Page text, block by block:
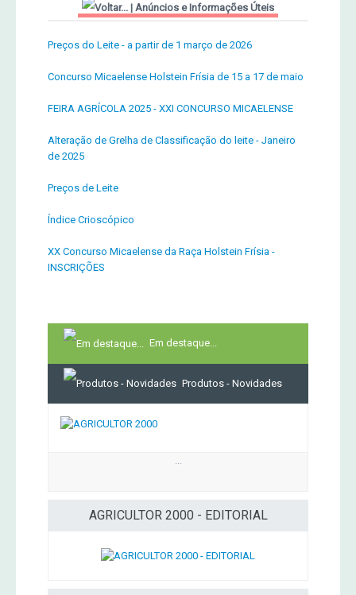
| Anúncios e Informações Úteis
Preços do Leite - a partir de 1 março de 2026
Concurso Micaelense Holstein Frísia de 15 a 17 de maio
FEIRA AGRÍCOLA 2025 - XXI CONCURSO MICAELENSE
Alteração de Grelha de Classificação do leite - Janeiro
de 2025
Preços de Leite
Índice Crioscópico
XX Concurso Micaelense da Raça Holstein Frísia -
INSCRIÇÕES
Em destaque...
Produtos - Novidades
...
AGRICULTOR 2000 - EDITORIAL